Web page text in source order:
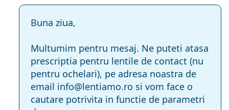
Buna ziua,
Multumim pentru mesaj. Ne puteti atasa
prescriptia pentru lentile de contact (nu
pentru ochelari), pe adresa noastra de
email info@lentiamo.ro si vom face o
cautare potrivita in functie de parametri